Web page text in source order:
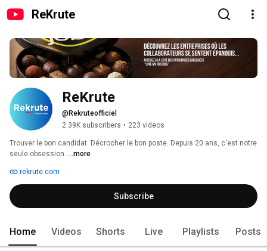
ReKrute
ReKrute
@Rekruteofficiel
2.39K subscribers • 223 videos
Trouver le bon candidat. Décrocher le bon poste. Depuis 20 ans, c'est notre
seule obsession. ...more
rekrute.com
Subscribe
Home Videos Shorts Live Playlists Posts